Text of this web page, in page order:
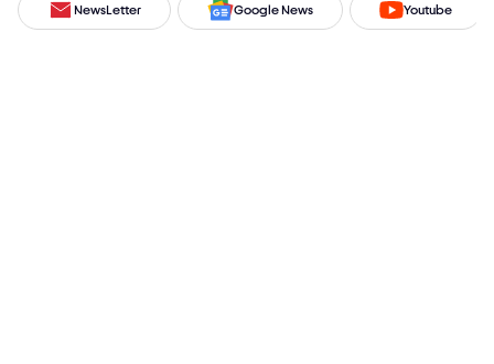
NewsLetter Google News Youtube